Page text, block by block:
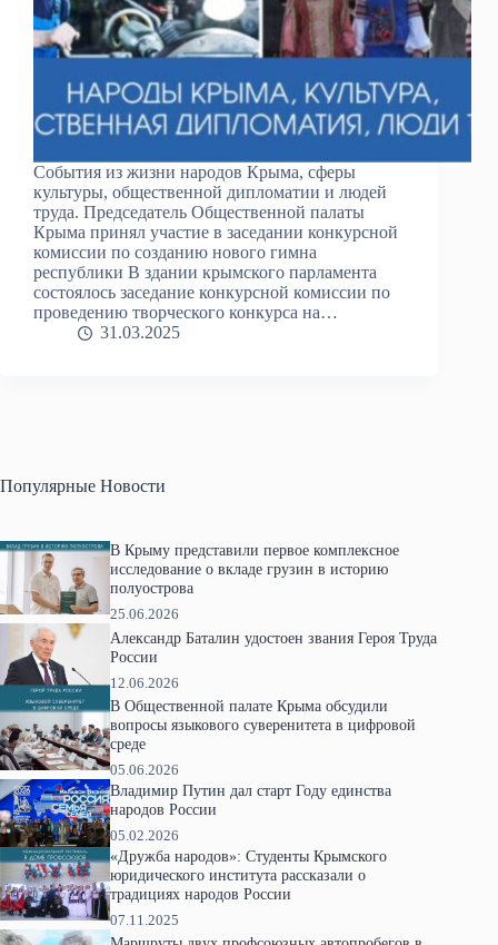
События из жизни народов Крыма, сферы
культуры, общественной дипломатии и людей
труда. Председатель Общественной палаты
Крыма принял участие в заседании конкурсной
комиссии по созданию нового гимна
республики В здании крымского парламента
состоялось заседание конкурсной комиссии по
проведению творческого конкурса на…
31.03.2025
Популярные Новости
В Крыму представили первое комплексное
исследование о вкладе грузин в историю
полуострова
25.06.2026
Александр Баталин удостоен звания Героя Труда
России
12.06.2026
В Общественной палате Крыма обсудили
вопросы языкового суверенитета в цифровой
среде
05.06.2026
Владимир Путин дал старт Году единства
народов России
05.02.2026
«Дружба народов»: Студенты Крымского
юридического института рассказали о
традициях народов России
07.11.2025